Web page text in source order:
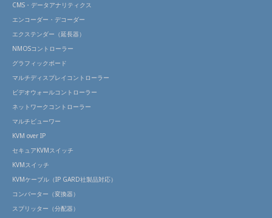
CMS・データアナリティクス
エンコーダー・デコーダー
エクステンダー（延長器）
NMOSコントローラー
グラフィックボード
マルチディスプレイコントローラー
ビデオウォールコントローラー
ネットワークコントローラー
マルチビューワー
KVM over IP
セキュアKVMスイッチ
KVMスイッチ
KVMケーブル（IP GARD社製品対応）
コンバーター（変換器）
スプリッター（分配器）